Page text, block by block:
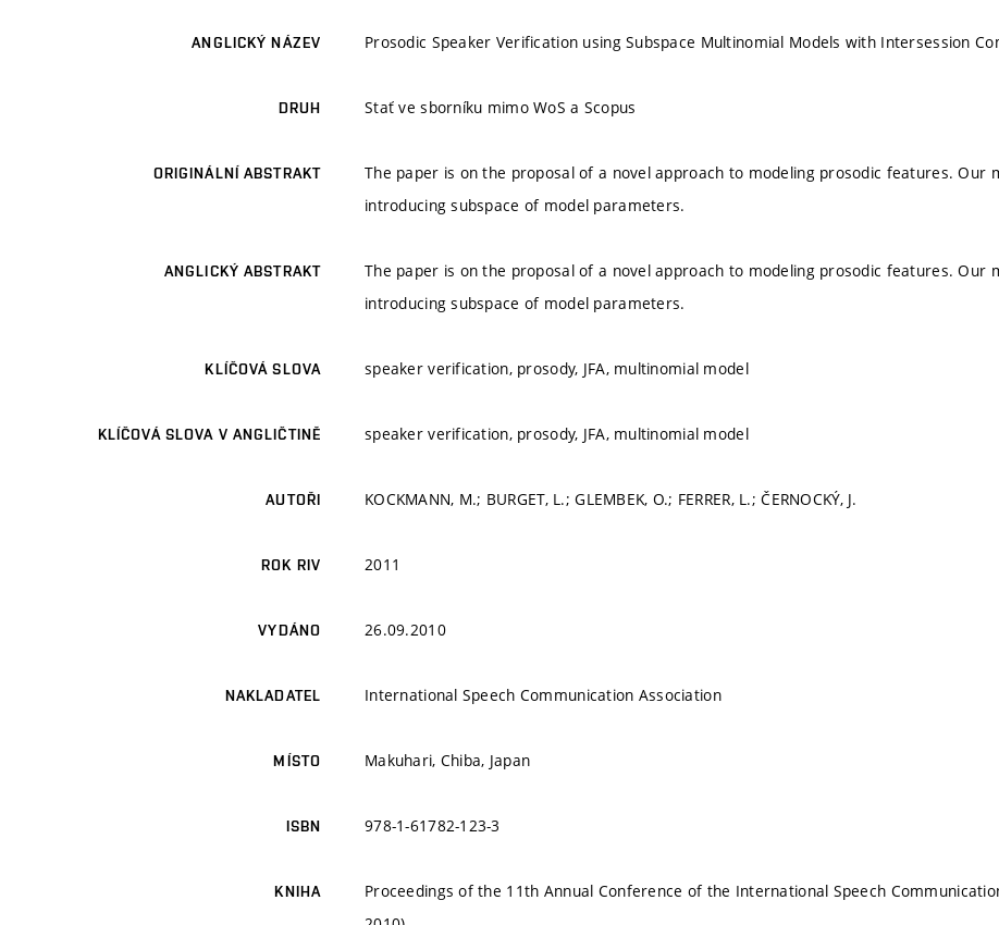
ANGLICKÝ NÁZEV Prosodic Speaker Verification using Subspace Multinomial Models with Intersession
DRUH Stať ve sborníku mimo WoS a Scopus
ORIGINÁLNÍ ABSTRAKT
The paper is on the proposal of a novel approach to modeling prosodic features. Our
introducing subspace of model parameters.
ANGLICKÝ ABSTRAKT
The paper is on the proposal of a novel approach to modeling prosodic features. Our
introducing subspace of model parameters.
KLÍČOVÁ SLOVA speaker verification, prosody, JFA, multinomial model
KLÍČOVÁ SLOVA V ANGLIČTINĚ speaker verification, prosody, JFA, multinomial model
AUTOŘI KOCKMANN, M.; BURGET, L.; GLEMBEK, O.; FERRER, L.; ČERNOCKÝ, J.
ROK RIV 2011
VYDÁNO 26.09.2010
NAKLADATEL International Speech Communication Association
MÍSTO Makuhari, Chiba, Japan
ISBN 978-1-61782-123-3
KNIHA
Proceedings of the 11th Annual Conference of the International Speech Communication